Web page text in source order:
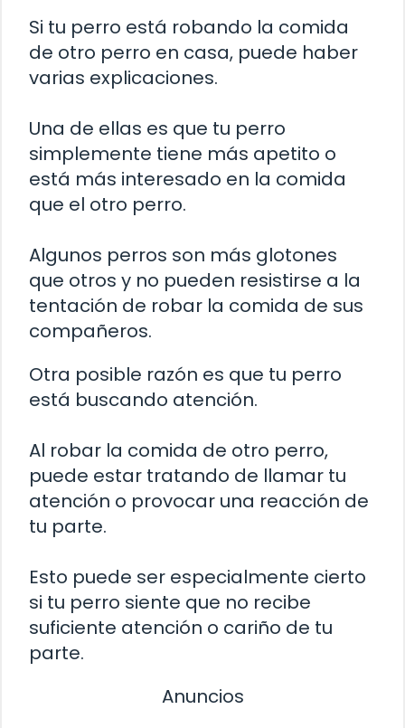
Si tu perro está robando la comida
de otro perro en casa, puede haber
varias explicaciones.
Una de ellas es que tu perro
simplemente tiene más apetito o
está más interesado en la comida
que el otro perro.
Algunos perros son más glotones
que otros y no pueden resistirse a la
tentación de robar la comida de sus
compañeros.
Otra posible razón es que tu perro
está buscando atención.
Al robar la comida de otro perro,
puede estar tratando de llamar tu
atención o provocar una reacción de
tu parte.
Esto puede ser especialmente cierto
si tu perro siente que no recibe
suficiente atención o cariño de tu
parte.
Anuncios